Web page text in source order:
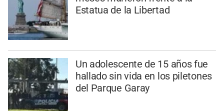
Estatua de la Libertad
Un adolescente de 15 años fue
hallado sin vida en los piletones
del Parque Garay